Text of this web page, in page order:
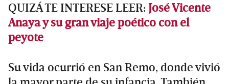
QUIZÁ TE INTERESE LEER: José Vicente
Anaya y su gran viaje poético con el
peyote
Su vida ocurrió en San Remo, donde vivió